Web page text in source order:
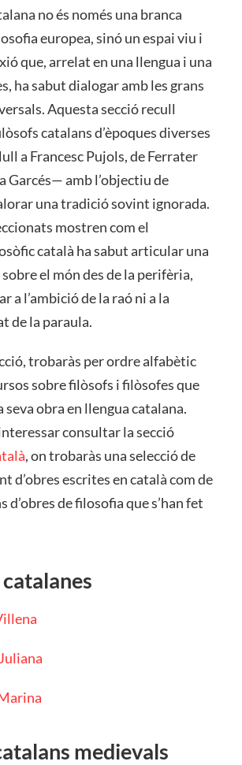
no és només una branca
europea, sinó un espai viu i
que, arrelat en una llengua i una
ha sabut dialogar amb les grans
Aquesta secció recull
catalans d’èpoques diverses
a Francesc Pujols, de Ferrater
Garcés— amb l’objectiu de
una tradició sovint ignorada.
mostren com el
català ha sabut articular una
el món des de la perifèria,
a l’ambició de la raó ni a la
de la paraula.
trobaràs per ordre alfabètic
sobre filòsofs i filòsofes que
obra en llengua catalana.
consultar la secció
, on trobaràs una selecció de
d’obres escrites en català com de
d’obres de filosofia que s’han fet
medievals